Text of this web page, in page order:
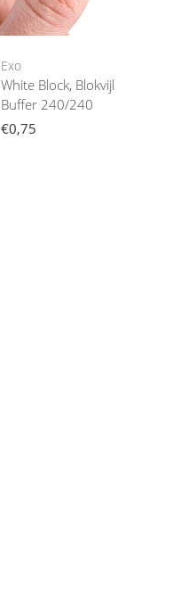
Exo
White Block, Blokvijl
Buffer 240/240
€0,75